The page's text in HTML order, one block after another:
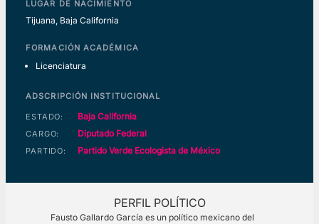
LUGAR DE NACIMIENTO
Tijuana, Baja California
FORMACIÓN ACADÉMICA
Licenciatura
ADSCRIPCIÓN INSTITUCIONAL
ESTADO: Baja California
CARGO: Diputado Federal
PARTIDO: Partido Verde Ecologista de México
PERFIL POLÍTICO
Fausto Gallardo García es un político mexicano del